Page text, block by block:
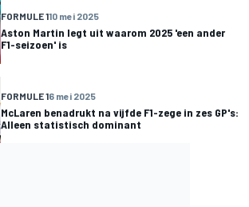
FORMULE 110 mei 2025
Aston Martin legt uit waarom 2025 'een ander
F1-seizoen' is
FORMULE 16 mei 2025
McLaren benadrukt na vijfde F1-zege in zes GP's:
Alleen statistisch dominant